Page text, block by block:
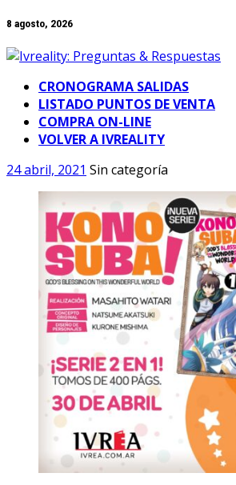
Skip
to
content
8 agosto, 2026
CRONOGRAMA SALIDAS
LISTADO PUNTOS DE VENTA
COMPRA ON-LINE
VOLVER A IVREALITY
24 abril, 2021 Sin categoría